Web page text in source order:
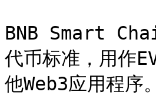
BNB Smart
代币标准，用作
他Web3应用程序。